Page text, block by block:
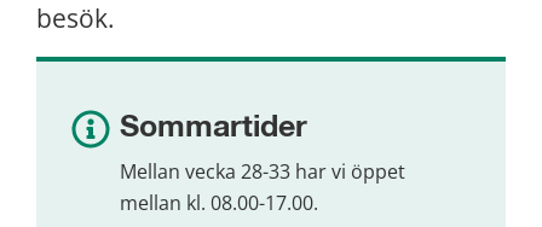
besök.
Sommartider
Mellan vecka 28-33 har vi öppet
mellan kl. 08.00-17.00.